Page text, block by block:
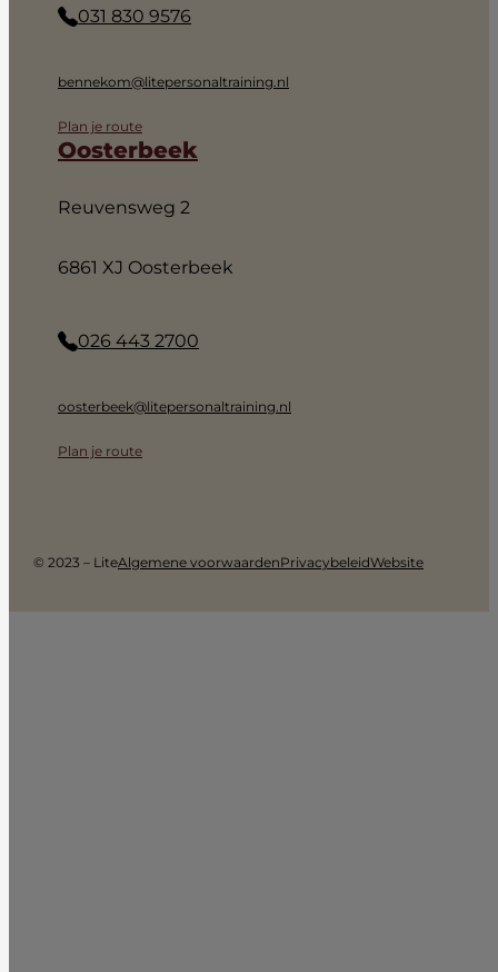
031 830 9576
bennekom@litepersonaltraining.nl
Plan je route
Oosterbeek
Reuvensweg 2
6861 XJ Oosterbeek
026 443 2700
oosterbeek@litepersonaltraining.nl
Plan je route
© 2023 – LiteAlgemene voorwaardenPrivacybeleidWebsite